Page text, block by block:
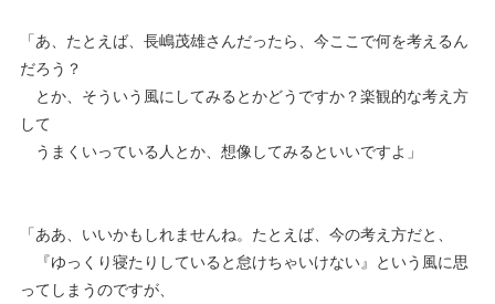
「あ、たとえば、長嶋茂雄さんだったら、今ここで何を考えるん
だろう？
とか、そういう風にしてみるとかどうですか？楽観的な考え方
して
うまくいっている人とか、想像してみるといいですよ」
「ああ、いいかもしれませんね。たとえば、今の考え方だと、
『ゆっくり寝たりしていると怠けちゃいけない』という風に思
ってしまうのですが、